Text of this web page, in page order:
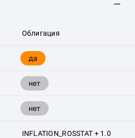
Облигация
да
нет
нет
INFLATION_ROSSTAT + 1.0